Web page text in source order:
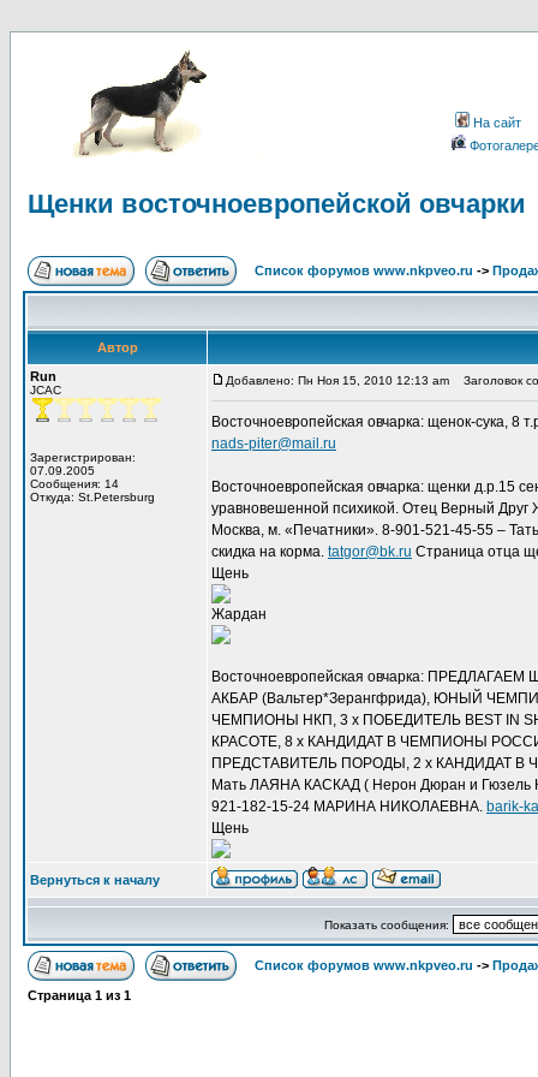
На сайт
Щенки восточноевропейской овчарки
Список форумов www.nkpveo.ru ->
Автор
Run
JCAC
Зарегистрирован:
07.09.2005
Сообщения: 14
Откуда: St.Petersburg
Добавлено: Пн Ноя 15, 2010 12:13 am Заголовок
Восточноевропейская овчарка: щенок-сука,
nads-piter@mail.ru
Восточноевропейская овчарка: щенки д.р.15
уравновешенной психикой. Отец Верный
Москва, м. «Печатники». 8-901-521-45-55 –
скидка на корма. tatgor@bk.ru Страница отца
Щень
Жардан
Восточноевропейская овчарка: ПРЕДЛАГАЕМ
АКБАР (Вальтер*Зерангфрида), ЮНЫЙ
ЧЕМПИОНЫ НКП, 3 х ПОБЕДИТЕЛЬ BEST IN
КРАСОТЕ, 8 х КАНДИДАТ В ЧЕМПИОНЫ
ПРЕДСТАВИТЕЛЬ ПОРОДЫ, 2 х КАНДИДАТ В
Мать ЛАЯНА КАСКАД ( Нерон Дюран и Гюзель
921-182-15-24 МАРИНА НИКОЛАЕВНА. barik-
Щень
Вернуться к началу
Показать сообщения:
Список форумов www.nkpveo.ru ->
Страница 1 из 1